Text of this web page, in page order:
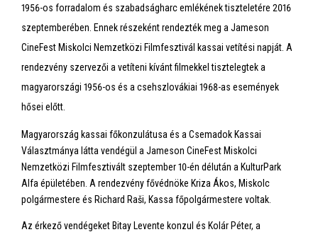
1956-os forradalom és szabadságharc emlékének tiszteletére 2016
szeptemberében. Ennek részeként rendezték meg a Jameson
CineFest Miskolci Nemzetközi Filmfesztivál kassai vetítési napját. A
rendezvény szervezői a vetíteni kívánt filmekkel tisztelegtek a
magyarországi 1956-os és a csehszlovákiai 1968-as események
hősei előtt.
Magyarország kassai főkonzulátusa és a Csemadok Kassai
Választmánya látta vendégül a Jameson CineFest Miskolci
Nemzetközi Filmfesztivált szeptember 10-én délután a KulturPark
Alfa épületében. A rendezvény fővédnöke Kriza Ákos, Miskolc
polgármestere és Richard Raši, Kassa főpolgármestere voltak.
Az érkező vendégeket Bitay Levente konzul és Kolár Péter, a